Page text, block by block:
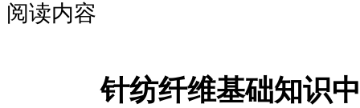
阅读内容
针纺纤维基础知识